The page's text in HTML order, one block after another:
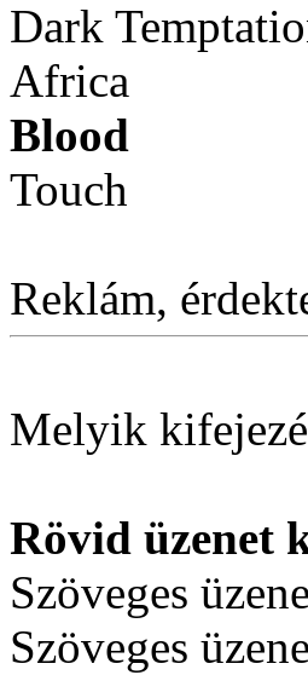
Dark
Africa
Blood
Touch
Reklám,
Melyik
Rövid üzenet
Szöveges
Szöveges